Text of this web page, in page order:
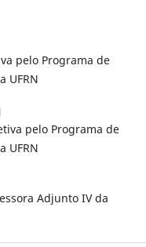
pelo Programa de
UFRN
pelo Programa de
UFRN
Adjunto IV da